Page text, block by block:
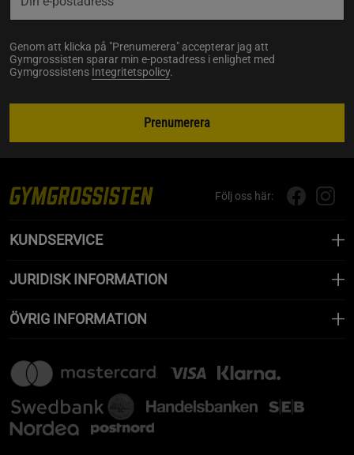
Genom att klicka på "Prenumerera" accepterar jag att
Gymgrossisten sparar min e-postadress i enlighet med
Gymgrossistens Integritetspolicy.
Prenumerera
Följ oss här:
KUNDSERVICE
JURIDISK INFORMATION
ÖVRIG INFORMATION